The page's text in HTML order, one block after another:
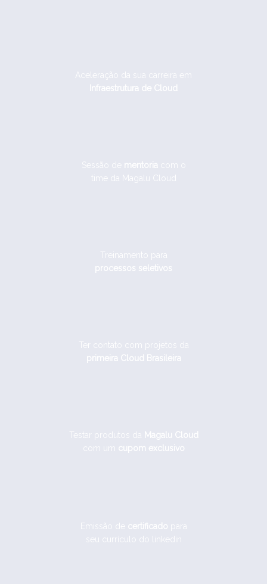
Aceleração da sua carreira em
Infraestrutura de Cloud
Sessão de mentoria com o
time da Magalu Cloud
Treinamento para
processos seletivos
Ter contato com projetos da
primeira Cloud Brasileira
Testar produtos da Magalu Cloud
com um cupom exclusivo
Emissão de certificado para
seu currículo do linkedin